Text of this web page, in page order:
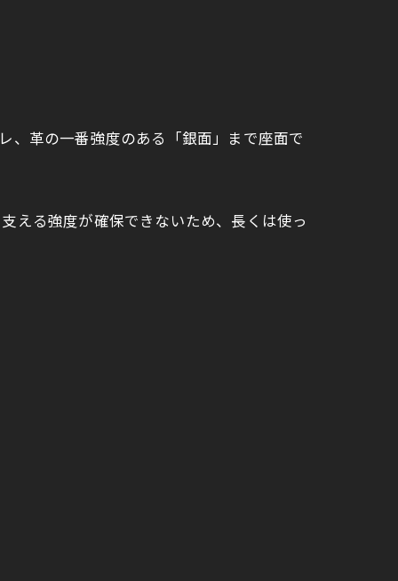
、革の一番強度のある「銀面」まで座面で
える強度が確保できないため、長くは使っ